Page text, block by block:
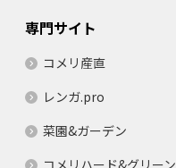
専門サイト
コメリ産直
レンガ.pro
菜園&ガーデン